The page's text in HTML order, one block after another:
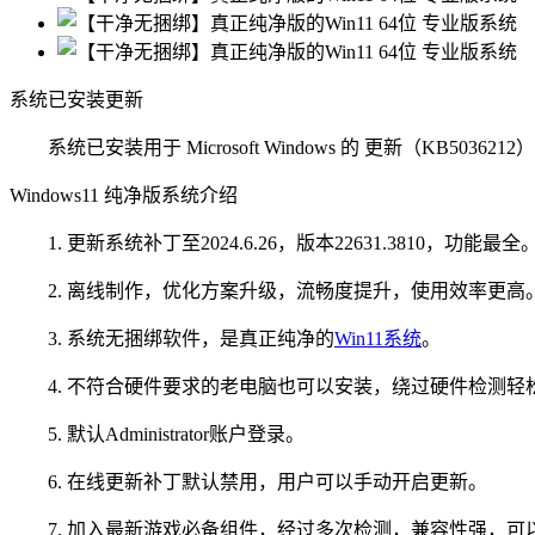
系统已安装更新
系统已安装用于 Microsoft Windows 的 更新（KB5036212）
Windows11 纯净版系统介绍
1. 更新系统补丁至2024.6.26，版本22631.3810，功能最全。
2. 离线制作，优化方案升级，流畅度提升，使用效率更高。
3. 系统无捆绑软件，是真正纯净的Win11系统。
4. 不符合硬件要求的老电脑也可以安装，绕过硬件检测轻
5. 默认Administrator账户登录。
6. 在线更新补丁默认禁用，用户可以手动开启更新。
7. 加入最新游戏必备组件，经过多次检测，兼容性强，可